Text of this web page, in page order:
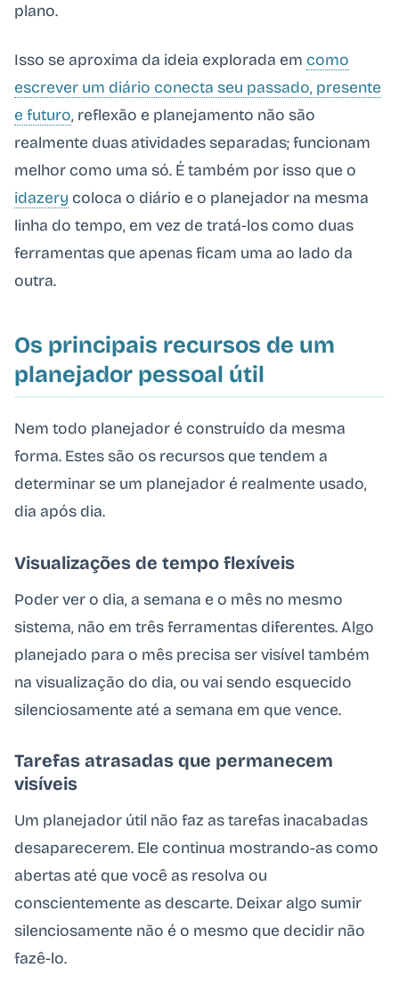
plano.
Isso se aproxima da ideia explorada em como
escrever um diário conecta seu passado, presente
e futuro, reflexão e planejamento não são
realmente duas atividades separadas; funcionam
melhor como uma só. É também por isso que o
idazery coloca o diário e o planejador na mesma
linha do tempo, em vez de tratá-los como duas
ferramentas que apenas ficam uma ao lado da
outra.
Os principais recursos de um
planejador pessoal útil
Nem todo planejador é construído da mesma
forma. Estes são os recursos que tendem a
determinar se um planejador é realmente usado,
dia após dia.
Visualizações de tempo flexíveis
Poder ver o dia, a semana e o mês no mesmo
sistema, não em três ferramentas diferentes. Algo
planejado para o mês precisa ser visível também
na visualização do dia, ou vai sendo esquecido
silenciosamente até a semana em que vence.
Tarefas atrasadas que permanecem
visíveis
Um planejador útil não faz as tarefas inacabadas
desaparecerem. Ele continua mostrando-as como
abertas até que você as resolva ou
conscientemente as descarte. Deixar algo sumir
silenciosamente não é o mesmo que decidir não
fazê-lo.